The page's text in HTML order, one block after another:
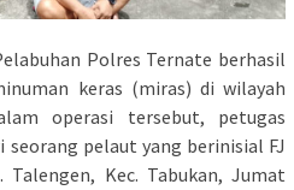
Polres Ternate berhasil
keras (miras) di wilayah
operasi tersebut, petugas
pelaut yang berinisial FJ
Kec. Tabukan, Jumat